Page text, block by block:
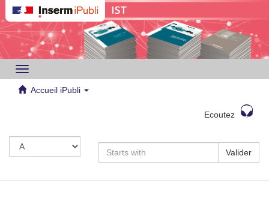
Toggle
navigation
Accueil iPubli
Ecoutez
Valider